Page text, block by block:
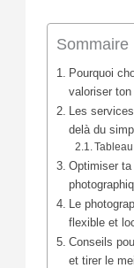
Sommaire
Pourquoi
valoriser ton
Les
delà du
Optimiser
Le
flexible et
Conseils
et tirer le